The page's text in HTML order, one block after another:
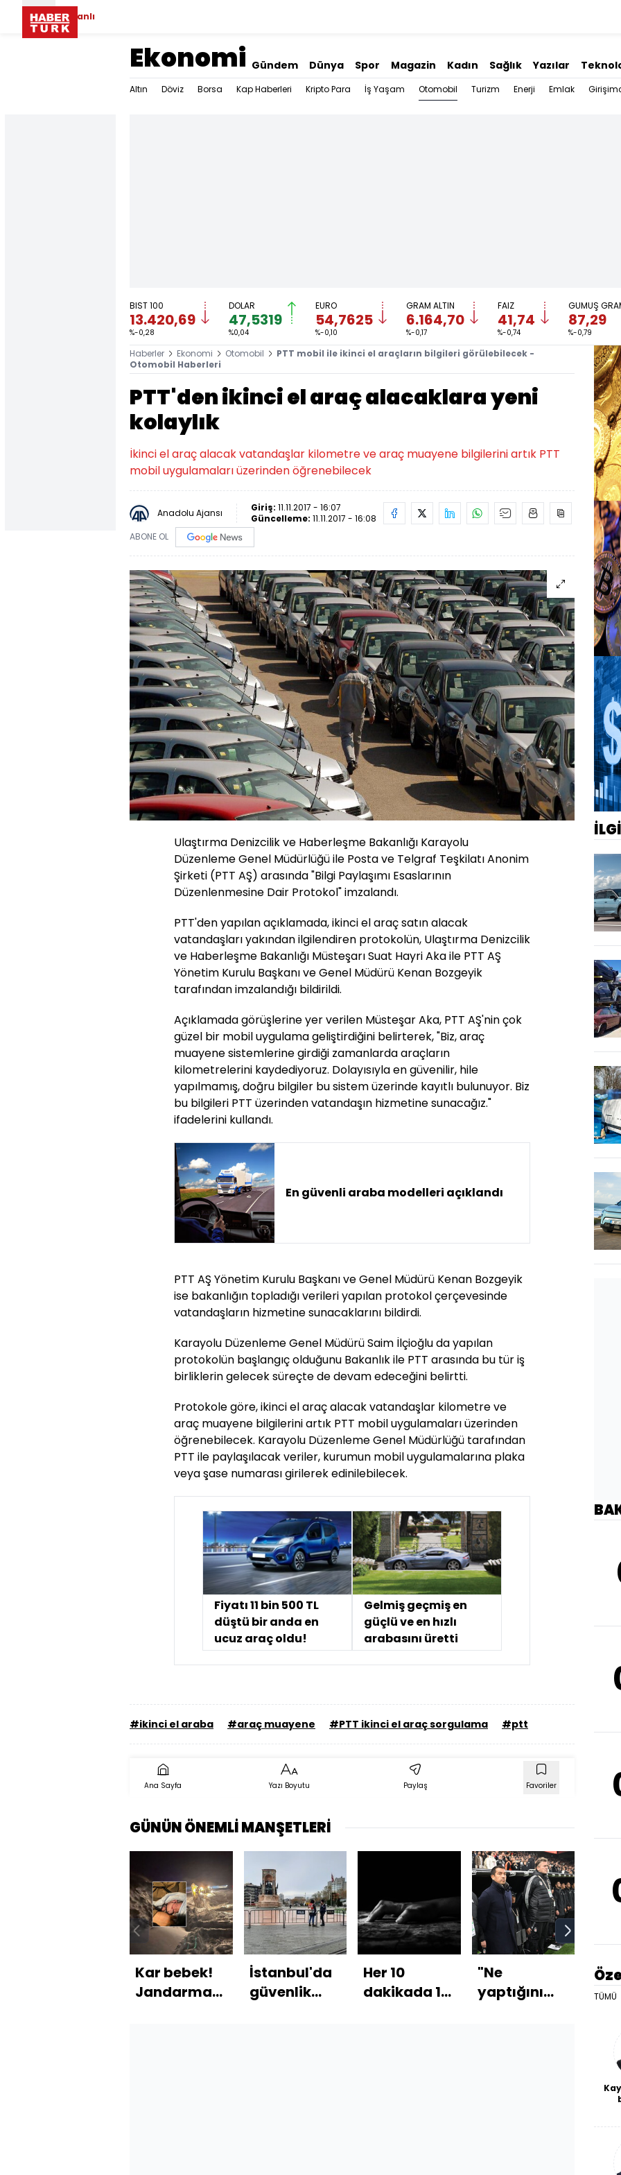
Canlı
Ekonomi Gündem Dünya Spor Magazin Kadın Sağlık Yazılar
Altın Döviz Borsa Kap Haberleri Kripto Para İş Yaşam Otomobil Turizm Enerji Emlak
BIST 100
13.420,69
%-0,28
DOLAR
47,5319
%0,04
EURO
54,7625
%-0,10
GRAM ALTIN
6.164,70
%-0,17
FAİZ
41,74
%-0,74
GÜMÜŞ
87,29
%-0,79
Haberler Ekonomi Otomobil
PTT mobil ile ikinci el araçların bilgileri görülebilecek -
Otomobil Haberleri
PTT'den ikinci el araç alacaklara yeni
kolaylık
İkinci el araç alacak vatandaşlar kilometre ve araç muayene bilgilerini artık PTT
mobil uygulamaları üzerinden öğrenebilecek
Anadolu Ajansı Giriş: 11.11.2017 - 16:07
Güncelleme: 11.11.2017 - 16:08
ABONE OL
Ulaştırma Denizcilik ve Haberleşme Bakanlığı Karayolu
Düzenleme Genel Müdürlüğü ile Posta ve Telgraf Teşkilatı Anonim
Şirketi (PTT AŞ) arasında "Bilgi Paylaşımı Esaslarının
Düzenlenmesine Dair Protokol" imzalandı.
PTT'den yapılan açıklamada, ikinci el araç satın alacak
vatandaşları yakından ilgilendiren protokolün, Ulaştırma Denizcilik
ve Haberleşme Bakanlığı Müsteşarı Suat Hayri Aka ile PTT AŞ
Yönetim Kurulu Başkanı ve Genel Müdürü Kenan Bozgeyik
tarafından imzalandığı bildirildi.
Açıklamada görüşlerine yer verilen Müsteşar Aka, PTT AŞ'nin çok
güzel bir mobil uygulama geliştirdiğini belirterek, "Biz, araç
muayene sistemlerine girdiği zamanlarda araçların
kilometrelerini kaydediyoruz. Dolayısıyla en güvenilir, hile
yapılmamış, doğru bilgiler bu sistem üzerinde kayıtlı bulunuyor. Biz
bu bilgileri PTT üzerinden vatandaşın hizmetine sunacağız."
ifadelerini kullandı.
En güvenli araba modelleri açıklandı
PTT AŞ Yönetim Kurulu Başkanı ve Genel Müdürü Kenan Bozgeyik
ise bakanlığın topladığı verileri yapılan protokol çerçevesinde
vatandaşların hizmetine sunacaklarını bildirdi.
Karayolu Düzenleme Genel Müdürü Saim İlçioğlu da yapılan
protokolün başlangıç olduğunu Bakanlık ile PTT arasında bu tür iş
birliklerin gelecek süreçte de devam edeceğini belirtti.
Protokole göre, ikinci el araç alacak vatandaşlar kilometre ve
araç muayene bilgilerini artık PTT mobil uygulamaları üzerinden
öğrenebilecek. Karayolu Düzenleme Genel Müdürlüğü tarafından
PTT ile paylaşılacak veriler, kurumun mobil uygulamalarına plaka
veya şase numarası girilerek edinilebilecek.
Fiyatı 11 bin 500 TL
düştü bir anda en
ucuz araç oldu!
Gelmiş geçmiş en
güçlü ve en hızlı
arabasını üretti
#ikinci el araba #araç muayene #PTT ikinci el araç sorgulama #ptt
Ana Sayfa Yazı Boyutu Paylaş Favoriler
GÜNÜN ÖNEMLİ MANŞETLERİ
Kar bebek!
Jandarma
İstanbul'da
güvenlik
Her 10
dakikada 1
"Ne
yaptığını
TÜMÜ